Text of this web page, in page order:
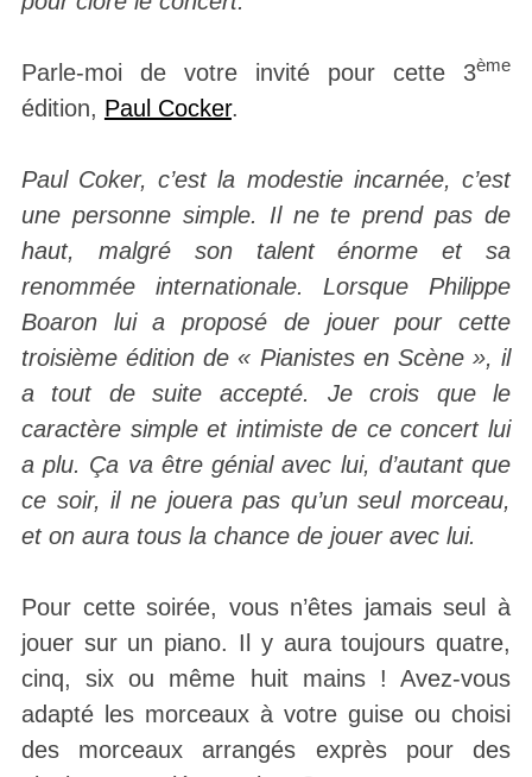
Parle-moi de votre invité pour cette 3ème
édition, Paul Cocker.
Paul Coker, c’est la modestie incarnée, c’est
une personne simple. Il ne te prend pas de
haut, malgré son talent énorme et sa
renommée internationale. Lorsque Philippe
Boaron lui a proposé de jouer pour cette
troisième édition de « Pianistes en Scène », il
a tout de suite accepté. Je crois que le
caractère simple et intimiste de ce concert lui
a plu. Ça va être génial avec lui, d’autant que
ce soir, il ne jouera pas qu’un seul morceau,
et on aura tous la chance de jouer avec lui.
Pour cette soirée, vous n’êtes jamais seul à
jouer sur un piano. Il y aura toujours quatre,
cinq, six ou même huit mains ! Avez-vous
adapté les morceaux à votre guise ou choisi
des morceaux arrangés exprès pour des